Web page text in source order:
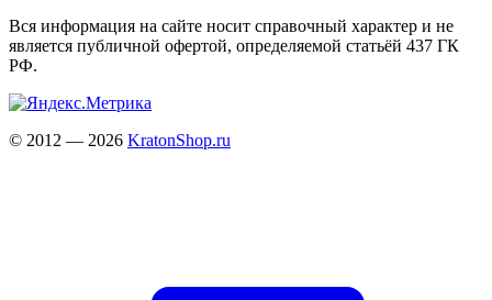
Вся информация на сайте носит справочный характер и не
является публичной офертой, определяемой статьёй 437 ГК
РФ.
© 2012 — 2026 KratonShop.ru